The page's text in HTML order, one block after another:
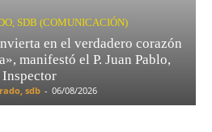
SDB (COMUNICACIÓN)
en el verdadero corazón
manifestó el P. Juan Pablo,
Inspector
sdb - 06/08/2026